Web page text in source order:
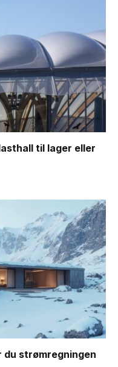
til lager eller
du strømregningen